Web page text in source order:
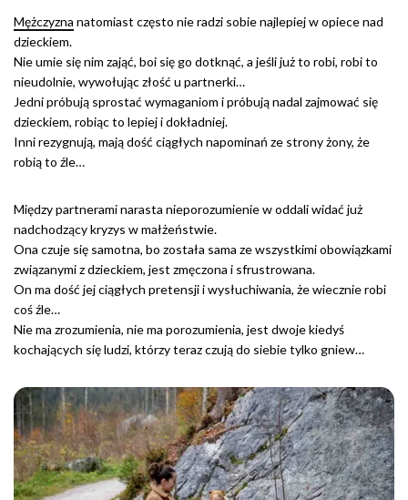
Mężczyzna natomiast często nie radzi sobie najlepiej w opiece nad
dzieckiem.
Nie umie się nim zająć, boi się go dotknąć, a jeśli już to robi, robi to
nieudolnie, wywołując złość u partnerki…
Jedni próbują sprostać wymaganiom i próbują nadal zajmować się
dzieckiem, robiąc to lepiej i dokładniej.
Inni rezygnują, mają dość ciągłych napominań ze strony żony, że
robią to źle…
Między partnerami narasta nieporozumienie w oddali widać już
nadchodzący kryzys w małżeństwie.
Ona czuje się samotna, bo została sama ze wszystkimi obowiązkami
związanymi z dzieckiem, jest zmęczona i sfrustrowana.
On ma dość jej ciągłych pretensji i wysłuchiwania, że wiecznie robi
coś źle…
Nie ma zrozumienia, nie ma porozumienia, jest dwoje kiedyś
kochających się ludzi, którzy teraz czują do siebie tylko gniew…